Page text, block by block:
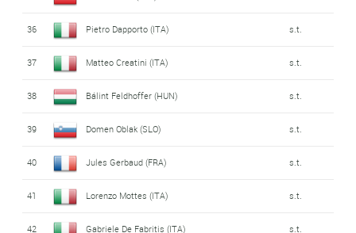
36 Pietro Dapporto (ITA) s.t.
37 Matteo Creatini (ITA) s.t.
38 Bálint Feldhoffer (HUN) s.t.
39 Domen Oblak (SLO) s.t.
40 Jules Gerbaud (FRA) s.t.
41 Lorenzo Mottes (ITA) s.t.
42 Gabriele De Fabritis (ITA) s.t.